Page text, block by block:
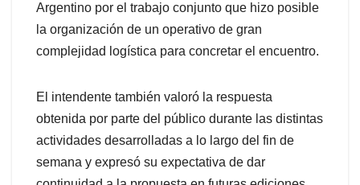
Argentino por el trabajo conjunto que hizo posible
la organización de un operativo de gran
complejidad logística para concretar el encuentro.
El intendente también valoró la respuesta
obtenida por parte del público durante las distintas
actividades desarrolladas a lo largo del fin de
semana y expresó su expectativa de dar